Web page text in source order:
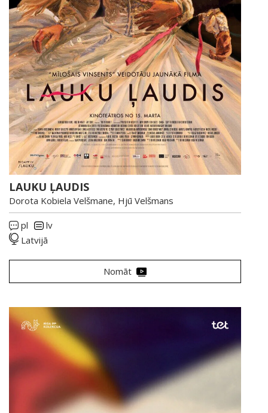
LAUKU ĻAUDIS
Dorota Kobiela Velšmane, Hjū Velšmans
pl
lv
Latvijā
Nomāt